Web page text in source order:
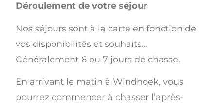
Déroulement de votre séjour
Nos séjours sont à la carte en fonction de
vos disponibilités et souhaits…
Généralement 6 ou 7 jours de chasse.
En arrivant le matin à Windhoek, vous
pourrez commencer à chasser l’après-